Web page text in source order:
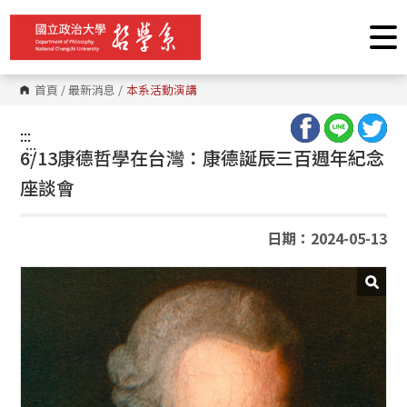
跳
要
內
容
區 首頁 /最新消息 / 本系活動演講
:::
:::
6/13康德哲學在台灣：康德誕辰三百週年紀念
座談會
日期：2024-05-13